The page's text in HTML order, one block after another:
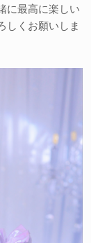
に最高に楽しい
しくお願いしま